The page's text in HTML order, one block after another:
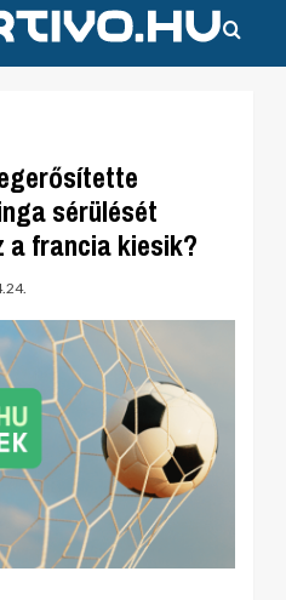
sérülését
a francia kiesik?